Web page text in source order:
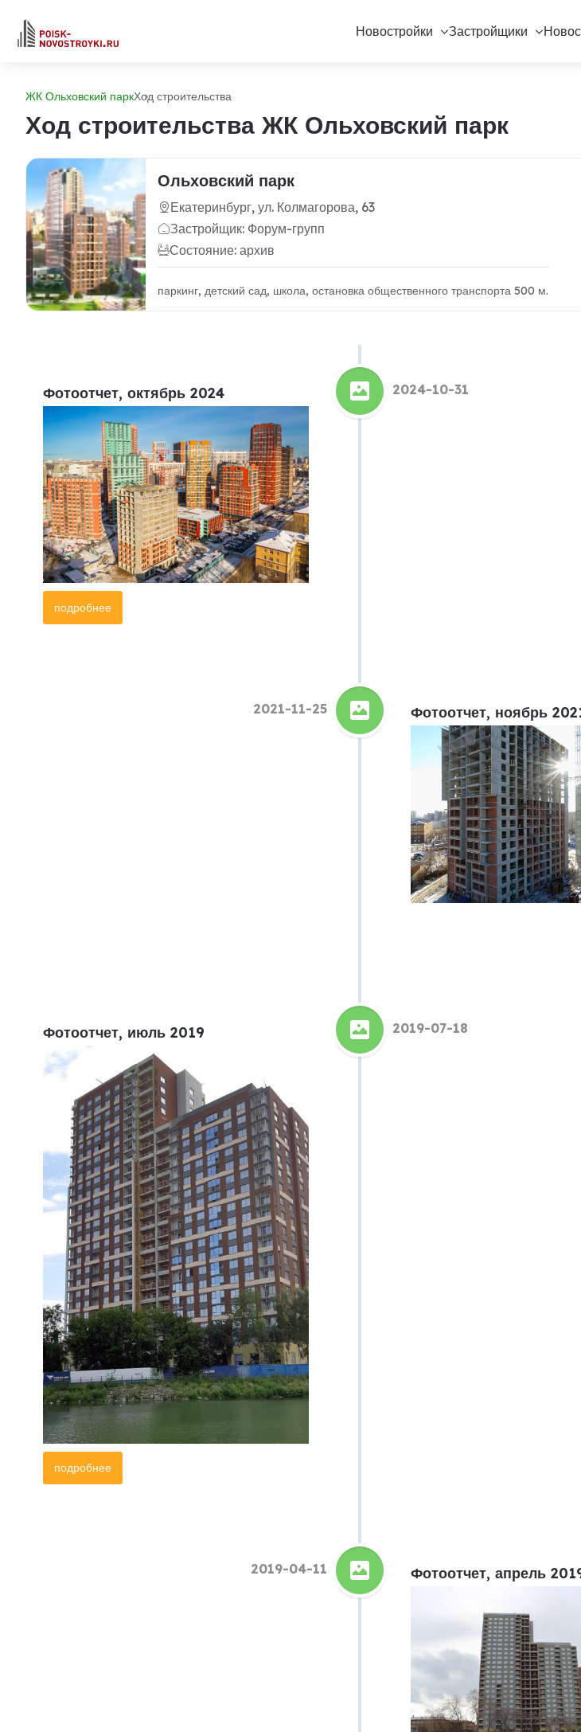
Новостройки Застройщики
ЖК Ольховский паркХод строительства
Ход строительства ЖК Ольховский парк
Ольховский парк
Екатеринбург, ул. Колмагорова, 63
Застройщик: Форум-групп
Состояние: архив
паркинг, детский сад, школа, остановка общественного транспорта 500 м.
Фотоотчет, октябрь 2024
подробнее
2024-10-31
Фотоотчет, ноябрь
2021-11-25
Фотоотчет, июль 2019
подробнее
2019-07-18
Фотоотчет, апрель
2019-04-11